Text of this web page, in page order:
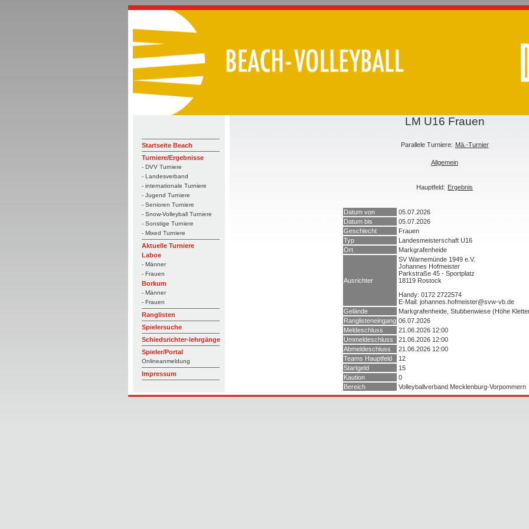
Startseite Beach
Turniere/Ergebnisse
- DVV Turniere
- Landesverband
- internationale Turniere
- Jugend Turniere
- Senioren Turniere
- Snow-Volleyball Turniere
- Sonstige Turniere
- Mixed Turniere
Aktuelle Turniere
Laboe
- Männer
- Frauen
Borkum
- Männer
- Frauen
Ranglisten
Spielersuche
Schiedsrichter-lehrgänge
Spieler/Portal
Onlineanmeldung
Impressum
LM U16 Frauen
Parallele Turniere: Mä.-Turnier
Allgemein
Hauptfeld: Ergebnis
Datum von
05.07.2026
Datum bis
05.07.2026
Geschlecht
Frauen
Typ
Landesmeisterschaft U16
Ort
Markgrafenheide
Ausrichter
SV Warnemünde 1949 e.V.
Johannes Hofmeister
Parkstraße 45 - Sportplatz
18119 Rostock
Handy: 0172 2722574
E-Mail: johannes.hofmeister@svw-vb.de
Gelände
Markgrafenheide, Stubbenwiese (Höhe
Ranglisteneingang 06.07.2026
Meldeschluss
21.06.2026 12:00
Ummeldeschluss
21.06.2026 12:00
Abmeldeschluss
21.06.2026 12:00
Teams Hauptfeld
12
Startgeld
15
Kaution
0
Bereich
Volleyballverband Mecklenburg-Vorpommern